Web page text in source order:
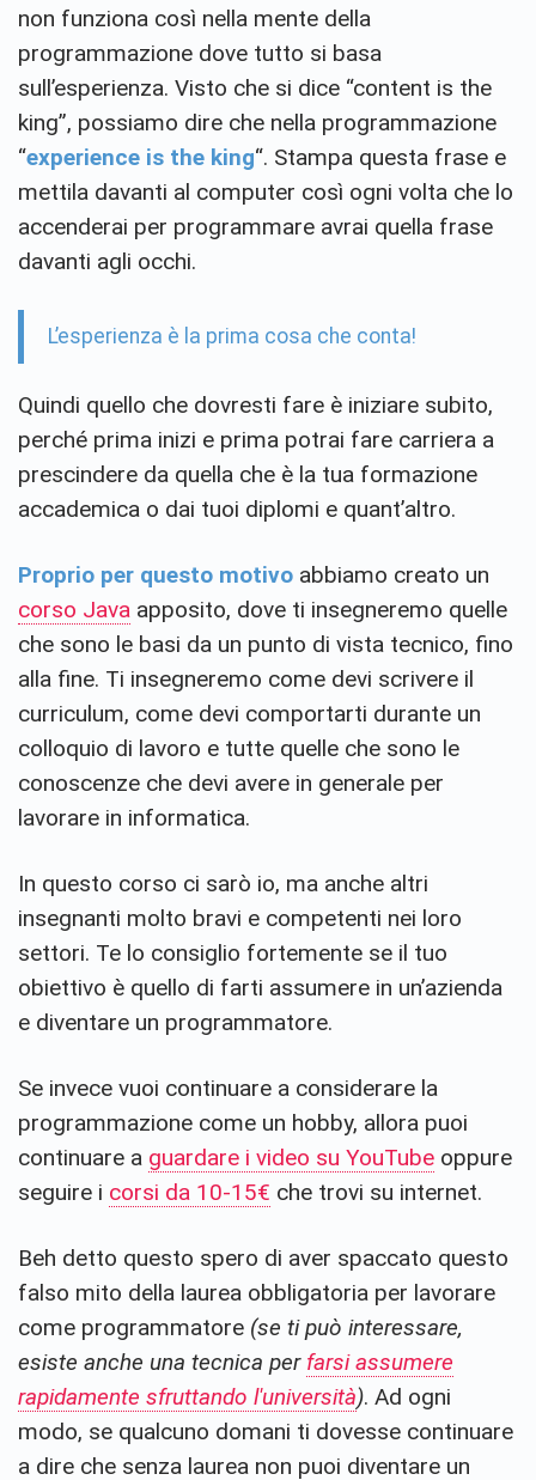
non funziona così nella mente della
programmazione dove tutto si basa
sull’esperienza. Visto che si dice “content is the
king”, possiamo dire che nella programmazione
“experience is the king“. Stampa questa frase e
mettila davanti al computer così ogni volta che lo
accenderai per programmare avrai quella frase
davanti agli occhi.
L’esperienza è la prima cosa che conta!
Quindi quello che dovresti fare è iniziare subito,
perché prima inizi e prima potrai fare carriera a
prescindere da quella che è la tua formazione
accademica o dai tuoi diplomi e quant’altro.
Proprio per questo motivo abbiamo creato un
corso Java apposito, dove ti insegneremo quelle
che sono le basi da un punto di vista tecnico, fino
alla fine. Ti insegneremo come devi scrivere il
curriculum, come devi comportarti durante un
colloquio di lavoro e tutte quelle che sono le
conoscenze che devi avere in generale per
lavorare in informatica.
In questo corso ci sarò io, ma anche altri
insegnanti molto bravi e competenti nei loro
settori. Te lo consiglio fortemente se il tuo
obiettivo è quello di farti assumere in un’azienda
e diventare un programmatore.
Se invece vuoi continuare a considerare la
programmazione come un hobby, allora puoi
continuare a guardare i video su YouTube oppure
seguire i corsi da 10-15€ che trovi su internet.
Beh detto questo spero di aver spaccato questo
falso mito della laurea obbligatoria per lavorare
come programmatore (se ti può interessare,
esiste anche una tecnica per farsi assumere
rapidamente sfruttando l'università). Ad ogni
modo, se qualcuno domani ti dovesse continuare
a dire che senza laurea non puoi diventare un